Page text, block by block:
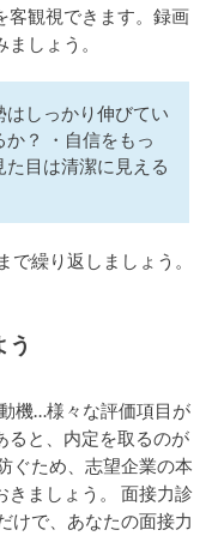
客観視できます。録画
しょう。
はしっかり伸びてい
？ ・自信をもっ
目は清潔に見える
繰り返しましょう。
う
機…様々な評価項目が
ると、内定を取るのが
ぐため、志望企業の本
きましょう。 面接力診
けで、あなたの面接力